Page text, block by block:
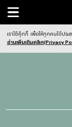
- ก
เราใช้คุ้กกี้ เพื่อให้ทุกคนได้ปร
อ่านเพิ่มเติมคลิก(Privacy